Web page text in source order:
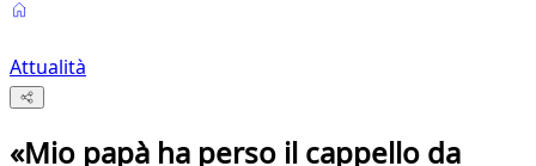
Attualità
«Mio papà ha perso il cappello da